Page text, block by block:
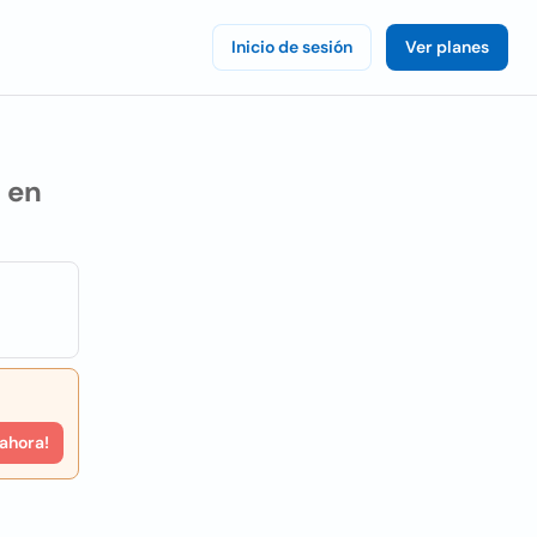
Inicio de sesión Ver planes